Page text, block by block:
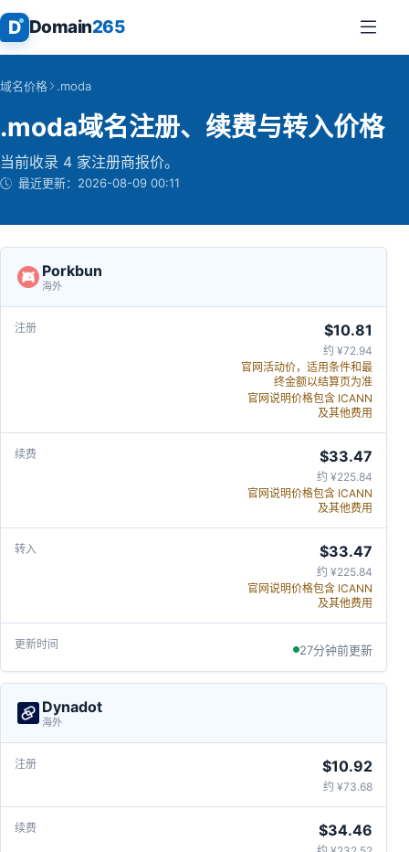
D Domain265
域名价格 .moda
.moda域名注册、续费与转入价格
当前收录 4 家注册商报价。
最近更新： 2026-08-09 00:11
Porkbun
海外
$10.81
约 ¥72.94
官网活动价，适用条件和最
终金额以结算页为准
官网说明价格包含 ICANN
及其他费用
$33.47
约 ¥225.84
官网说明价格包含 ICANN
及其他费用
$33.47
约 ¥225.84
官网说明价格包含 ICANN
及其他费用
27分钟前更新
Dynadot
海外
$10.92
约 ¥73.68
$34.46